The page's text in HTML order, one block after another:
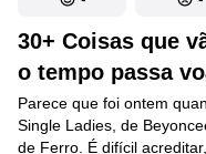
30+ Coisas que
o tempo passa
Parece que foi ontem
Single Ladies, de
de Ferro. É difícil